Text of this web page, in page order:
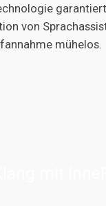
von
mühelos.